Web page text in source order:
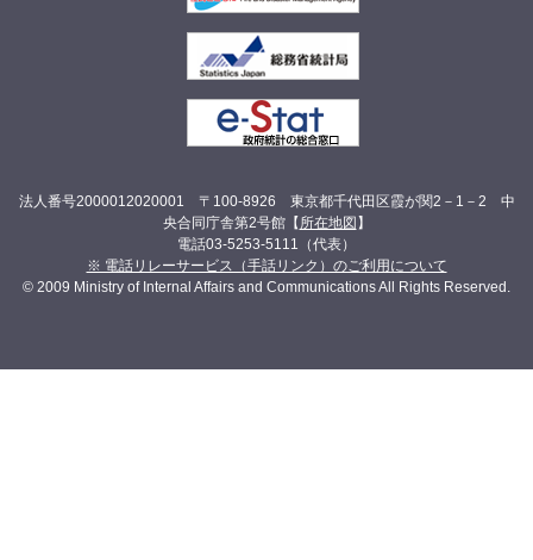
法人番号2000012020001 〒100-8926 東京都千代田区霞が関2－1－2 中
央合同庁舎第2号館【 所在地図 】
電話03-5253-5111（代表）
※ 電話リレーサービス（手話リンク）のご利用について
© 2009 Ministry of Internal Affairs and Communications All Rights Reserved.